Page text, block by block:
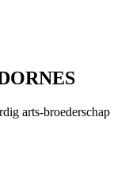
arts-broederschap